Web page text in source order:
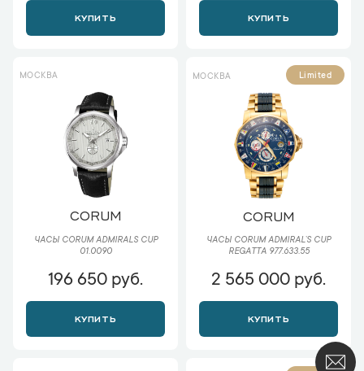
КУПИТЬ КУПИТЬ
МОСКВА
CORUM
ЧАСЫ CORUM ADMIRALS CUP
01.0090
196 650 руб.
КУПИТЬ
МОСКВА Limited
CORUM
ЧАСЫ CORUM ADMIRAL`S CUP
REGATTA 977.633.55
2 565 000 руб.
КУПИТЬ